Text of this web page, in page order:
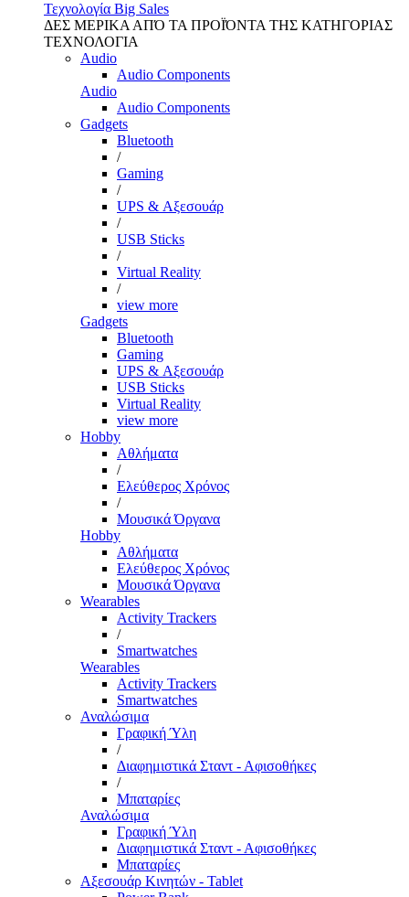
Τεχνολογία Big Sales
ΔΕΣ ΜΕΡΙΚΑ ΑΠΌ ΤΑ ΠΡΟΪΌΝΤΑ ΤΗΣ ΚΑΤΗΓΟΡΙΑΣ
ΤΕΧΝΟΛΟΓΙΑ
Audio
Audio Components
Audio
Audio Components
Gadgets
Bluetooth
/
Gaming
/
UPS & Αξεσουάρ
/
USB Sticks
/
Virtual Reality
/
view more
Gadgets
Bluetooth
Gaming
UPS & Αξεσουάρ
USB Sticks
Virtual Reality
view more
Hobby
Αθλήματα
/
Ελεύθερος Χρόνος
/
Μουσικά Όργανα
Hobby
Αθλήματα
Ελεύθερος Χρόνος
Μουσικά Όργανα
Wearables
Activity Trackers
/
Smartwatches
Wearables
Activity Trackers
Smartwatches
Αναλώσιμα
Γραφική Ύλη
/
Διαφημιστικά Σταντ - Αφισοθήκες
/
Μπαταρίες
Αναλώσιμα
Γραφική Ύλη
Διαφημιστικά Σταντ - Αφισοθήκες
Μπαταρίες
Αξεσουάρ Κινητών - Tablet